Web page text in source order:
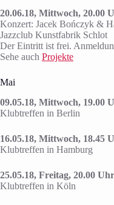
20.06.18, Mittwoch, 20.00
Konzert: Jacek Bończyk &
Jazzclub Kunstfabrik Schlot
Der Eintritt ist frei.
Sehe auch Projekte
Mai
09.05.18, Mittwoch, 19.00
Klubtreffen in Berlin
16.05.18, Mittwoch, 18.45
Klubtreffen in Hamburg
25.05.18, Freitag, 20.00 Uhr
Klubtreffen in Köln